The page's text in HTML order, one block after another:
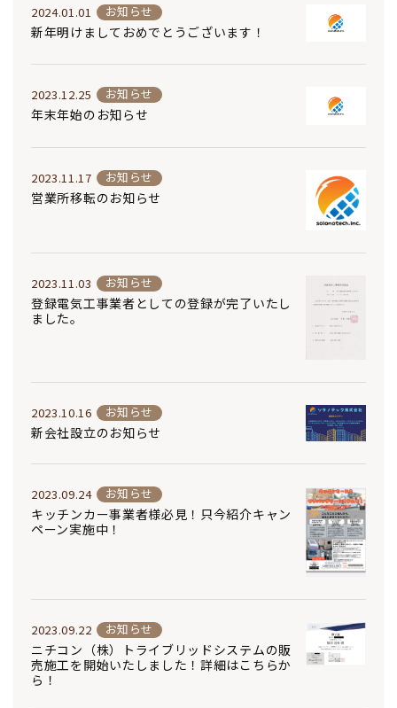
2024.01.01 お知らせ
新年明けましておめでとうございます！
2023.12.25 お知らせ
年末年始のお知らせ
2023.11.17 お知らせ
営業所移転のお知らせ
2023.11.03 お知らせ
登録電気工事業者としての登録が完了いたし
ました。
2023.10.16 お知らせ
新会社設立のお知らせ
2023.09.24 お知らせ
キッチンカー事業者様必見！只今紹介キャン
ペーン実施中！
2023.09.22 お知らせ
ニチコン（株）トライブリッドシステムの販
売施工を開始いたしました！詳細はこちらか
ら！